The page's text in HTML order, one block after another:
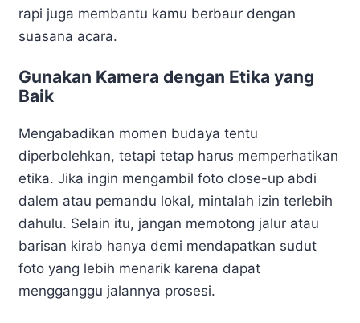
rapi juga membantu kamu berbaur dengan
suasana acara.
Gunakan Kamera dengan Etika yang
Baik
Mengabadikan momen budaya tentu
diperbolehkan, tetapi tetap harus memperhatikan
etika. Jika ingin mengambil foto close-up abdi
dalem atau pemandu lokal, mintalah izin terlebih
dahulu. Selain itu, jangan memotong jalur atau
barisan kirab hanya demi mendapatkan sudut
foto yang lebih menarik karena dapat
mengganggu jalannya prosesi.